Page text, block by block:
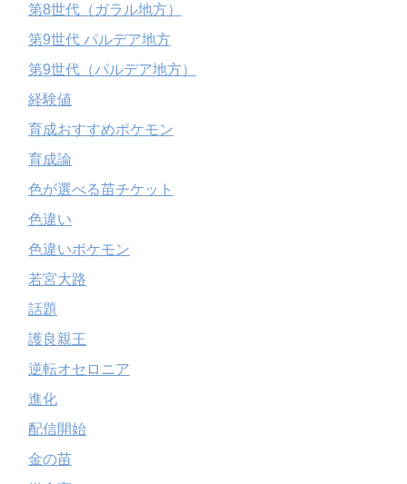
第8世代（ガラル地方）
第9世代 パルデア地方
第9世代（パルデア地方）
経験値
育成おすすめポケモン
育成論
色が選べる苗チケット
色違い
色違いポケモン
若宮大路
話題
護良親王
逆転オセロニア
進化
配信開始
金の苗